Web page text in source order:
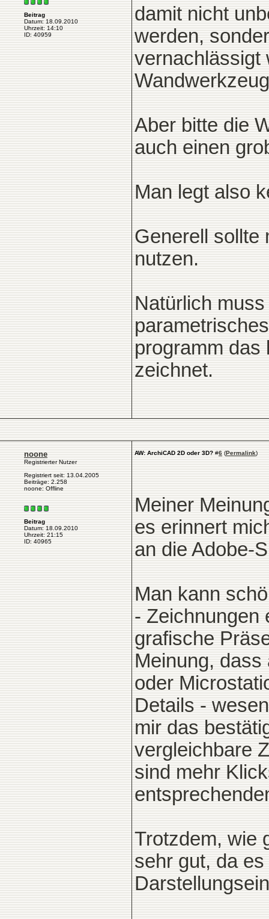
Beitrag
Datum: 18.09.2010
Uhrzeit: 14:10
ID: 40959
damit nicht
werden,
vernachlässigt
Aber bitte die
auch einen
Man legt also
Generell sollte
nutzen.
Natürlich
programm das
zeichnet.
noone
Registrierter Nutzer
Registriert seit: 13.04.2005
Beiträge: 2.258
noone: Offline
Beitrag
Datum: 18.09.2010
Uhrzeit: 21:15
ID: 40965
AW: ArchiCAD 2D oder 3D? #6 (Permalink)
Meiner
es erinnert
an die Adobe-
Man kann
- Zeichnungen
grafische
Meinung, dass
oder
Details -
mir das
vergleichbare
sind mehr
Trotzdem, wie
sehr gut, da